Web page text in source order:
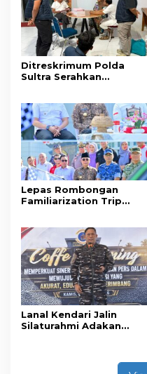
Ditreskrimum Polda
Sultra Serahkan
Penyelenggaraan
Perjalanan Ibadah
Tanpa Izin ke Kejaksaan
Lepas Rombongan
Familiarization Trip
Gerakkan Ekonomi
Daerah
Lanal Kendari Jalin
Silaturahmi Adakan